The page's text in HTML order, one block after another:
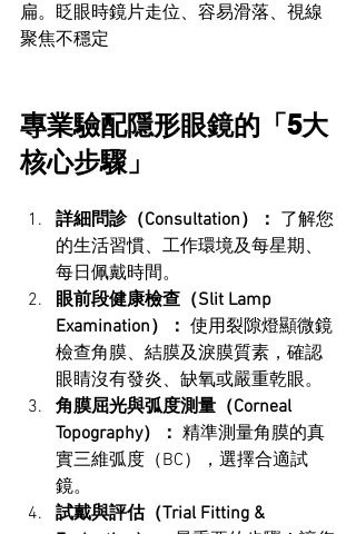
扁。眨眼時鏡片走位、容易滑落、視線
聚焦不穩定
專業驗配隱形眼鏡的「5大
核心步驟」
詳細問診（Consultation）： 了解您
的生活習慣、工作環境及每星期、
每日佩戴時間。
眼前段健康檢查（Slit Lamp
Examination）： 使用裂隙燈顯微鏡
檢查角膜、結膜及淚膜質素，確認
眼睛沒有發炎、缺氧或嚴重乾眼。
角膜屈光與弧度測量（Corneal
Topography）： 精準測量角膜的真
實三維弧度（BC），選擇合適試
鏡。
試戴與評估（Trial Fitting &